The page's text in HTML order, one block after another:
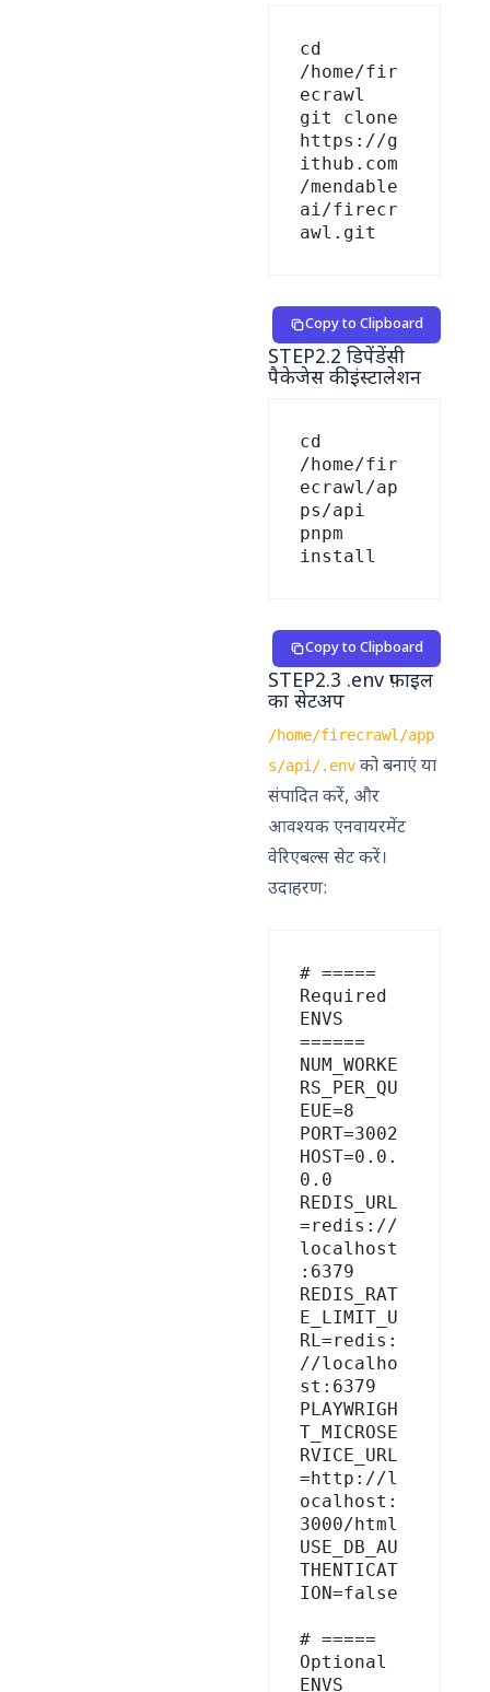
cd
/home/fir
ecrawl
git clone
https://g
ithub.com
/mendable
ai/firecr
Copy to Clipboard
STEP2.2 डिपेंडेंसी
पैकेजेस की इंस्टालेशन
cd
/home/fir
ecrawl/ap
ps/api
pnpm
Copy to Clipboard
STEP2.3 .env फ़ाइल
का सेटअप
/home/firecrawl/app
s/api/.env को बनाएं या
संपादित करें, और
आवश्यक एनवायरमेंट
वेरिएबल्स सेट करें।
उदाहरण:
# =====
Required
ENVS
======
NUM_WORKE
RS_PER_QU
EUE=8
PORT=3002
HOST=0.0.
0.0
REDIS_URL
=redis://
localhost
:6379
REDIS_RAT
E_LIMIT_U
RL=redis:
//localho
st:6379
PLAYWRIGH
T_MICROSE
RVICE_URL
=http://l
ocalhost:
3000/html
USE_DB_AU
THENTICAT
ION=false
# =====
Optional
ENVS